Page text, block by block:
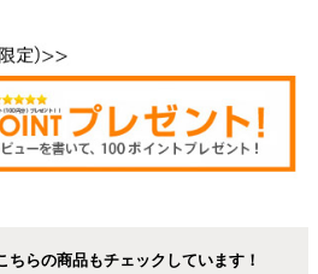
ちらの商品もチェックしています！